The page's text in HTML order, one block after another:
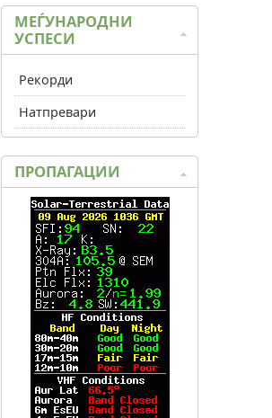
МЕЃУНАРОДНИ
УСПЕСИ
Рекорди
Натпревари
ПРОПАГАЦИИ